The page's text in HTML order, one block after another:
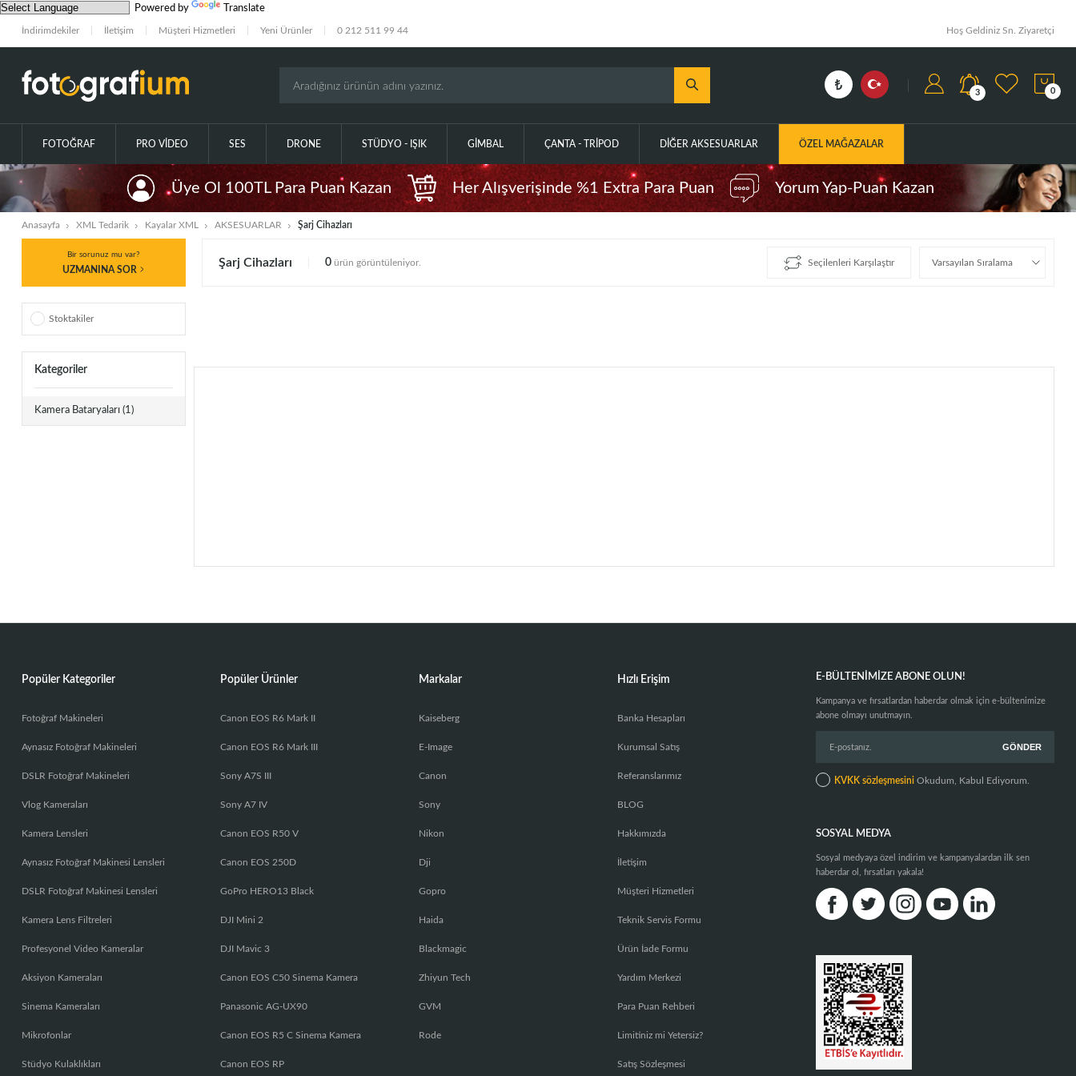
Powered by Translate
İndirimdekiler İletişim Müşteri Hizmetleri Yeni Ürünler 0 212 511 99 44 Hoş Geldiniz Sn. Ziyaretçi
3 0
FOTOĞRAF PRO VIDEO SES DRONE STÜDYO - IŞIK GIMBAL ÇANTA - TRIPOD DIĞER AKSESUARLAR ÖZEL MAĞAZALAR
Üye Ol 100TL Para Puan Kazan Her Alışverişinde %1 Extra Para Puan Yorum Yap-Puan Kazan
Anasayfa XML Tedarik Kayalar XML AKSESUARLAR Şarj Cihazları
Bir sorunuz mu var?
UZMANINA SOR
Stoktakiler
Kategoriler
Kamera Bataryaları (1)
Şarj Cihazları 0ürün görüntüleniyor. Seçilenleri Karşılaştır
Popüler Kategoriler
Fotoğraf Makineleri
Aynasız Fotoğraf Makineleri
DSLR Fotoğraf Makineleri
Vlog Kameraları
Kamera Lensleri
Aynasız Fotoğraf Makinesi Lensleri
DSLR Fotoğraf Makinesi Lensleri
Kamera Lens Filtreleri
Profesyonel Video Kameralar
Aksiyon Kameraları
Sinema Kameraları
Mikrofonlar
Stüdyo Kulaklıkları
Popüler Ürünler
Canon EOS R6 Mark II
Canon EOS R6 Mark III
Sony A7S III
Sony A7 IV
Canon EOS R50 V
Canon EOS 250D
GoPro HERO13 Black
DJI Mini 2
DJI Mavic 3
Canon EOS C50 Sinema Kamera
Panasonic AG-UX90
Canon EOS R5 C Sinema Kamera
Canon EOS RP
Markalar
Kaiseberg
E-Image
Canon
Sony
Nikon
Dji
Gopro
Haida
Blackmagic
Zhiyun Tech
GVM
Rode
Hızlı Erişim
Banka Hesapları
Kurumsal Satış
Referanslarımız
BLOG
Hakkımızda
İletişim
Müşteri Hizmetleri
Teknik Servis Formu
Ürün İade Formu
Yardım Merkezi
Para Puan Rehberi
Limitiniz mi Yetersiz?
Satış Sözleşmesi
E-BÜLTENIMIZE ABONE OLUN!
Kampanya ve fırsatlardan haberdar olmak için e-bültenimize
abone olmayı unutmayın.
KVKK sözleşmesini Okudum, Kabul Ediyorum.
SOSYAL MEDYA
Sosyal medyaya özel indirim ve kampanyalardan ilk sen
haberdar ol, fırsatları yakala!